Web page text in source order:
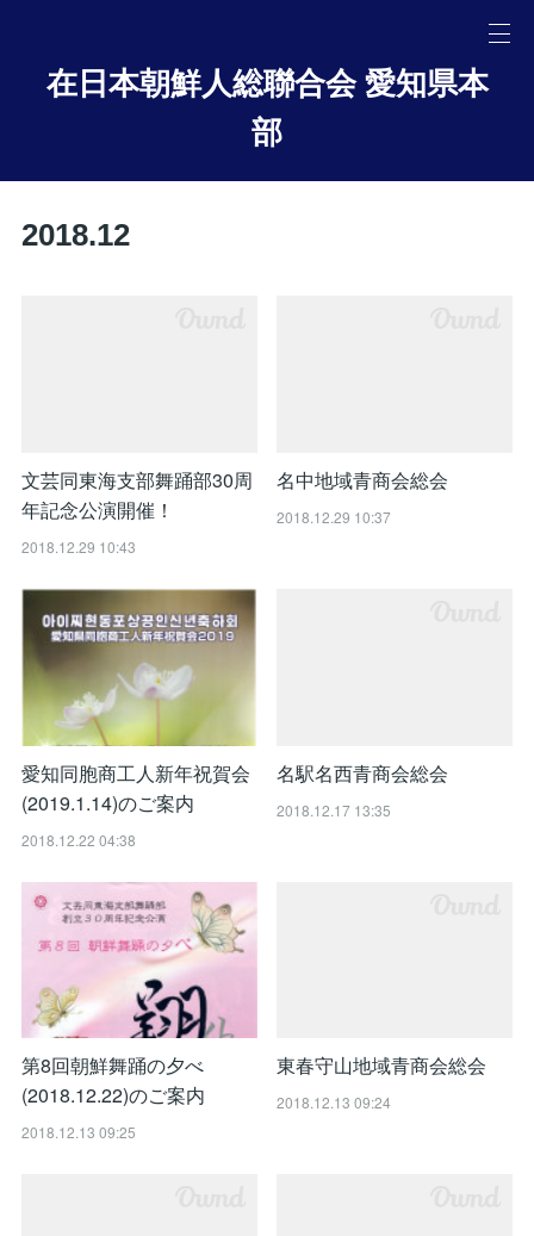
在日本朝鮮人総聯合会 愛知県本
部
2018.12
文芸同東海支部舞踊部30周
年記念公演開催！
2018.12.29 10:43
名中地域青商会総会
2018.12.29 10:37
愛知同胞商工人新年祝賀会
(2019.1.14)のご案内
2018.12.22 04:38
名駅名西青商会総会
2018.12.17 13:35
第8回朝鮮舞踊の夕べ
(2018.12.22)のご案内
2018.12.13 09:25
東春守山地域青商会総会
2018.12.13 09:24